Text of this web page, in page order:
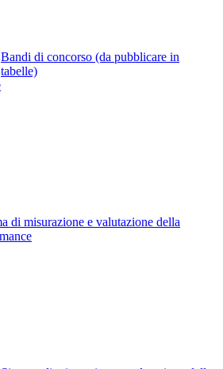
Bandi di concorso (da pubblicare in
tabelle)
di misurazione e valutazione della